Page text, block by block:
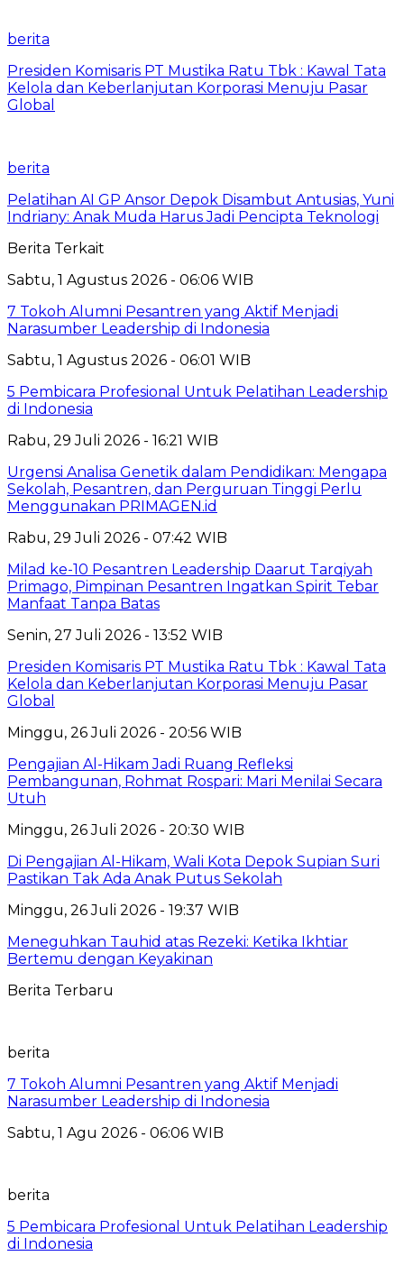
berita
Presiden Komisaris PT Mustika Ratu Tbk : Kawal Tata
Kelola dan Keberlanjutan Korporasi Menuju Pasar
Global
berita
Pelatihan AI GP Ansor Depok Disambut Antusias, Yuni
Indriany: Anak Muda Harus Jadi Pencipta Teknologi
Berita Terkait
Sabtu, 1 Agustus 2026 - 06:06 WIB
7 Tokoh Alumni Pesantren yang Aktif Menjadi
Narasumber Leadership di Indonesia
Sabtu, 1 Agustus 2026 - 06:01 WIB
5 Pembicara Profesional Untuk Pelatihan Leadership
di Indonesia
Rabu, 29 Juli 2026 - 16:21 WIB
Urgensi Analisa Genetik dalam Pendidikan: Mengapa
Sekolah, Pesantren, dan Perguruan Tinggi Perlu
Menggunakan PRIMAGEN.id
Rabu, 29 Juli 2026 - 07:42 WIB
Milad ke-10 Pesantren Leadership Daarut Tarqiyah
Primago, Pimpinan Pesantren Ingatkan Spirit Tebar
Manfaat Tanpa Batas
Senin, 27 Juli 2026 - 13:52 WIB
Presiden Komisaris PT Mustika Ratu Tbk : Kawal Tata
Kelola dan Keberlanjutan Korporasi Menuju Pasar
Global
Minggu, 26 Juli 2026 - 20:56 WIB
Pengajian Al-Hikam Jadi Ruang Refleksi
Pembangunan, Rohmat Rospari: Mari Menilai Secara
Utuh
Minggu, 26 Juli 2026 - 20:30 WIB
Di Pengajian Al-Hikam, Wali Kota Depok Supian Suri
Pastikan Tak Ada Anak Putus Sekolah
Minggu, 26 Juli 2026 - 19:37 WIB
Meneguhkan Tauhid atas Rezeki: Ketika Ikhtiar
Bertemu dengan Keyakinan
Berita Terbaru
berita
7 Tokoh Alumni Pesantren yang Aktif Menjadi
Narasumber Leadership di Indonesia
Sabtu, 1 Agu 2026 - 06:06 WIB
berita
5 Pembicara Profesional Untuk Pelatihan Leadership
di Indonesia